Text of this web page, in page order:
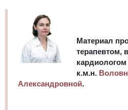
Материал
терапевтом,
к.м.н.
Александровной.